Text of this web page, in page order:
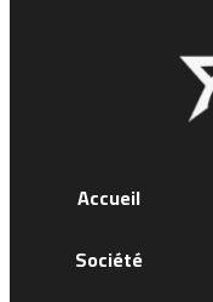
Accueil
Société